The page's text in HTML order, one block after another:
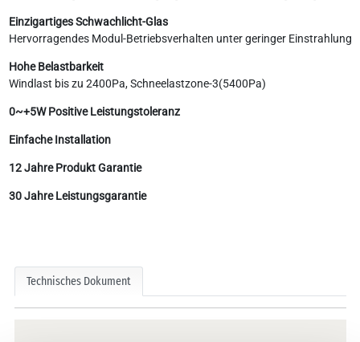
Einzigartiges Schwachlicht-Glas
Hervorragendes Modul-Betriebsverhalten unter geringer Einstrahlung
Hohe Belastbarkeit
Windlast bis zu 2400Pa, Schneelastzone-3(5400Pa)
0~+5W Positive Leistungstoleranz
Einfache Installation
12 Jahre Produkt Garantie
30 Jahre Leistungsgarantie
Technisches Dokument